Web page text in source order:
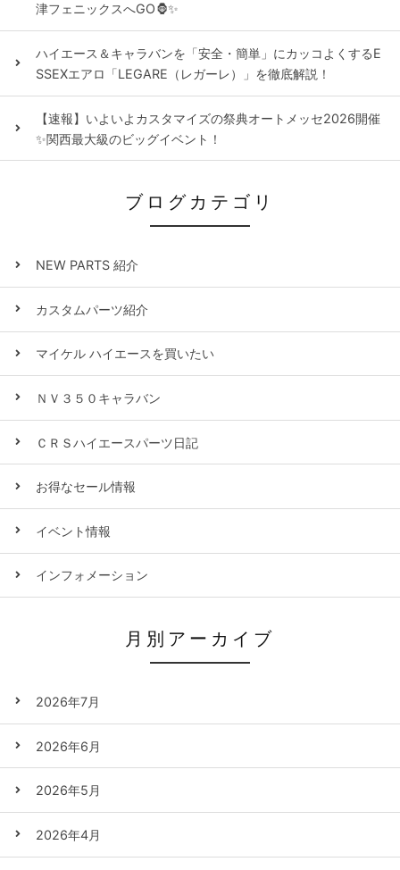
津フェニックスへGO🦍✨
ハイエース＆キャラバンを「安全・簡単」にカッコよくするE
SSEXエアロ「LEGARE（レガーレ）」を徹底解説！
【速報】いよいよカスタマイズの祭典オートメッセ2026開催
✨関西最大級のビッグイベント！
ブログカテゴリ
NEW PARTS 紹介
カスタムパーツ紹介
マイケル ハイエースを買いたい
ＮＶ３５０キャラバン
ＣＲＳハイエースパーツ日記
お得なセール情報
イベント情報
インフォメーション
月別アーカイブ
2026年7月
2026年6月
2026年5月
2026年4月